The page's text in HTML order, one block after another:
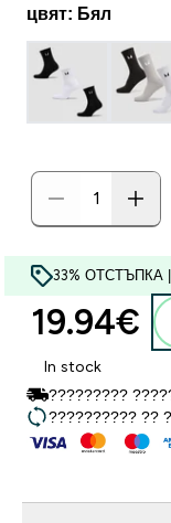
цвят: Бял
33% ОТСТЪПКА |
19.94€‎
In stock
?????????
?????????? ??